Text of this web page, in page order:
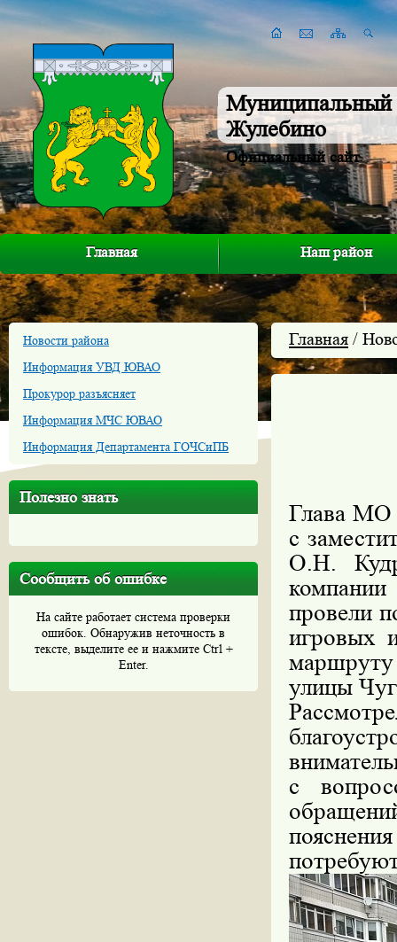
Муниципальный
Жулебино
Официальный сайт
Главная Наш район
Новости района
Информация УВД ЮВАО
Прокурор разъясняет
Информация МЧС ЮВАО
Информация Департамента ГОЧСиПБ
Полезно знать
Сообщить об ошибке
На сайте работает система проверки
ошибок. Обнаружив неточность в
тексте, выделите ее и нажмите Ctrl +
Enter.
Главная /
Глава МО
с
О.Н.
провели
игровых
улицы
в
с